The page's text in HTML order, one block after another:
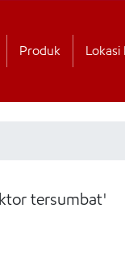
Produk Lokasi
tersumbat'